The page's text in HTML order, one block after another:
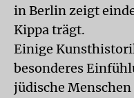
in Berlin zeigt
Kippa trägt.
Einige
besonderes
jüdische